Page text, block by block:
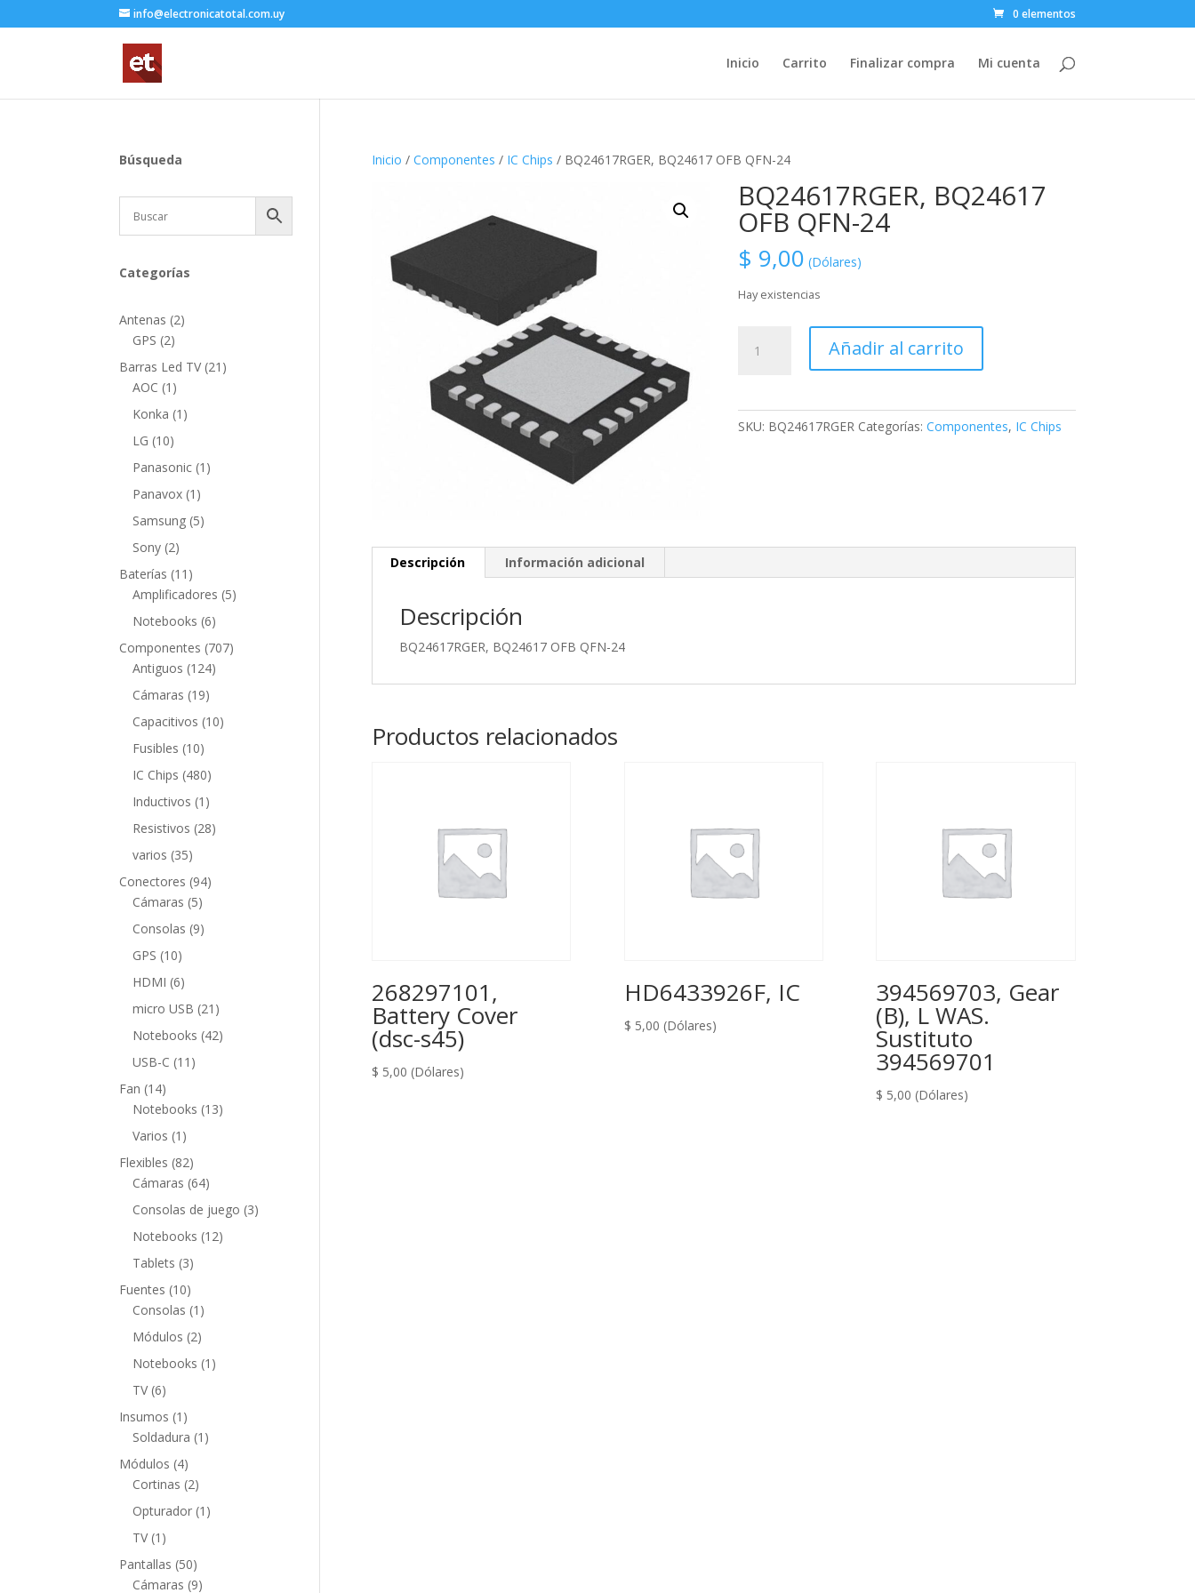
info@electronicatotal.com.uy 0 elementos
Inicio Carrito Finalizar compra Mi cuenta
Inicio / Componentes / IC Chips / BQ24617RGER, BQ24617 OFB QFN-24
BQ24617RGER, BQ24617
OFB QFN-24
$ 9,00 (Dólares)
Hay existencias
BQ24617
cantidad
Añadir al carrito
SKU: BQ24617RGER Categorías: Componentes, IC Chips
Descripción Información adicional
Descripción
BQ24617RGER, BQ24617 OFB QFN-24
Productos relacionados
268297101,
Battery Cover
(dsc-s45)
$ 5,00 (Dólares)
HD6433926F, IC
$ 5,00 (Dólares)
394569703, Gear
(B), L WAS.
Sustituto
394569701
$ 5,00 (Dólares)
Búsqueda
Categorías
Antenas 22
GPS 22
productos
Barras Led TV 21 21
AOC 1 1
producto
Konka 1 1
LG 1010
productos
Panasonic 1 1
Panavox 1 1
producto
Samsung 55
Sony 22
productos
Baterías 11 11
productos
Amplificadores 55
Notebooks 66
productos
Componentes 707707
Antiguos 124124
Cámaras 1919
productos
Capacitivos 1010
Fusibles 1010
productos
IC Chips 480480
productos
Inductivos 1 1
producto
Resistivos 2828
varios 3535
productos
Conectores 9494
Cámaras 55
productos
Consolas 99
GPS 1010
productos
HDMI 66
productos
micro USB 21 21
productos
Notebooks 4242
USB-C 11 11
Fan 1414
productos
Notebooks 1313
Varios 1 1
producto
Flexibles 8282
productos
Cámaras 6464
productos
Consolas de juego 33
Notebooks 1212
Tablets 33
productos
Fuentes 1010
productos
Consolas 1 1
producto
Módulos 22
productos
Notebooks 1 1
TV 66
productos
Insumos 1 1
producto
Soldadura 1 1
Módulos 44
productos
Cortinas 22
productos
Opturador 1 1
TV 1 1
producto
Pantallas 5050
productos
Cámaras 99